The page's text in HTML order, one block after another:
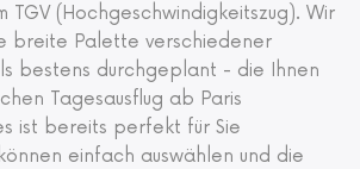
TGV (Hochgeschwindigkeitszug). Wir
breite Palette verschiedener
bestens durchgeplant - die Ihnen
Tagesausflug ab Paris
ist bereits perfekt für Sie
einfach auswählen und die